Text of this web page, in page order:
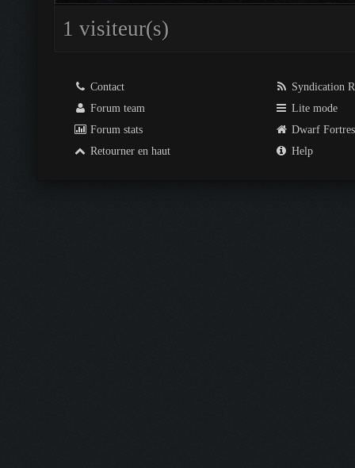
1 visiteur(s)
Contact
Forum team
Forum stats
Retourner en haut
Syndication
Lite mode
Dwarf
Help